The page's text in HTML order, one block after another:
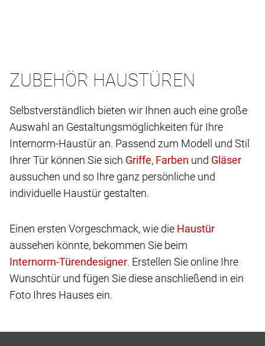
ZUBEHÖR HAUSTÜREN
Selbstverständlich bieten wir Ihnen auch eine große
Auswahl an Gestaltungsmöglichkeiten für Ihre
Internorm-Haustür an. Passend zum Modell und Stil
Ihrer Tür können Sie sich
,
und
aussuchen und so Ihre ganz persönliche und
individuelle Haustür gestalten.
Einen ersten Vorgeschmack, wie die
aussehen könnte, bekommen Sie beim
. Erstellen Sie online Ihre
Wunschtür und fügen Sie diese anschließend in ein
Foto Ihres Hauses ein.